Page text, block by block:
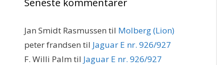
Jan Smidt Rasmussen til Molberg (Lion)
peter frandsen til Jaguar E nr. 926/927
F. Willi Palm til Jaguar E nr. 926/927